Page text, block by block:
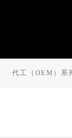
代工（OEM）系